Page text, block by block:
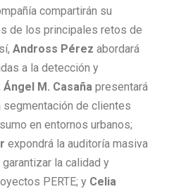
compartirán su
de los principales retos de
Andross Pérez abordará
a la detección y
Ángel M. Casaña presentará
segmentación de clientes
en entornos urbanos;
expondrá la auditoría masiva
la calidad y
PERTE; y Celia